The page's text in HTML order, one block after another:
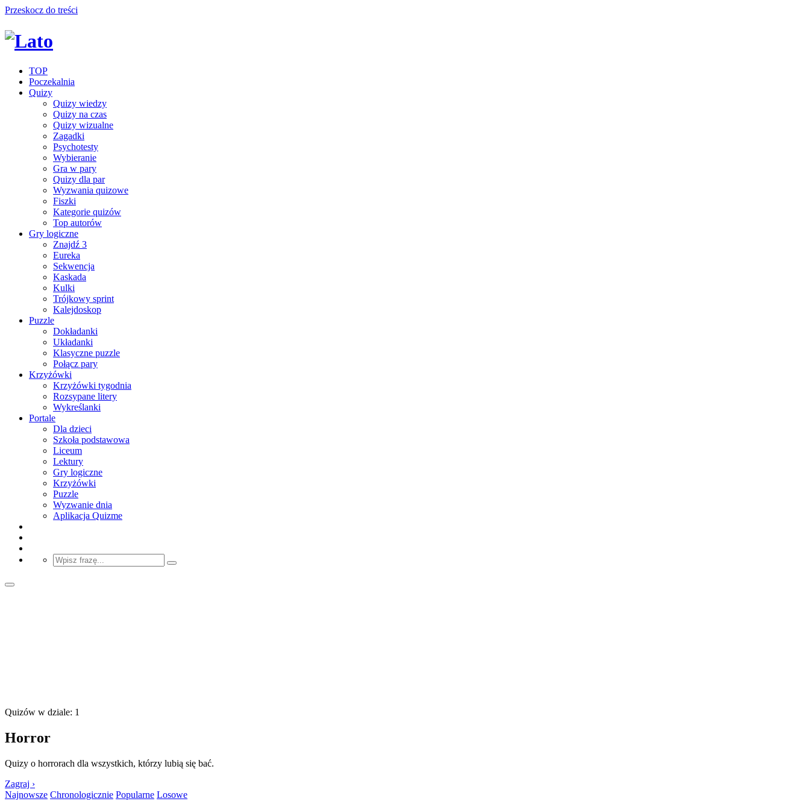
Przeskocz do treści
TOP
Poczekalnia
Quizy
Quizy wiedzy
Quizy na czas
Quizy wizualne
Zagadki
Psychotesty
Wybieranie
Gra w pary
Quizy dla par
Wyzwania quizowe
Fiszki
Kategorie quizów
Top autorów
Gry logiczne
Znajdź 3
Eureka
Sekwencja
Kaskada
Kulki
Trójkowy sprint
Kalejdoskop
Puzzle
Dokładanki
Układanki
Klasyczne puzzle
Połącz pary
Krzyżówki
Krzyżówki tygodnia
Rozsypane litery
Wykreślanki
Portale
Dla dzieci
Szkoła podstawowa
Liceum
Lektury
Gry logiczne
Krzyżówki
Puzzle
Wyzwanie dnia
Aplikacja Quizme
Quizów w dziale: 1
Horror
Quizy o horrorach dla wszystkich, którzy lubią się bać.
Zagraj ›
Najnowsze Chronologicznie Popularne Losowe